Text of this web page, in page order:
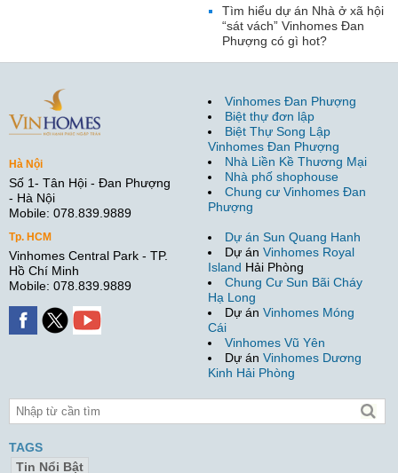
Tìm hiểu dự án Nhà ở xã hội
“sát vách” Vinhomes Đan
Phượng có gì hot?
Hà Nội
Số 1- Tân Hội - Đan Phượng
- Hà Nội
Mobile: 078.839.9889
Tp. HCM
Vinhomes Central Park - TP.
Hồ Chí Minh
Mobile: 078.839.9889
Vinhomes Đan Phượng
Biệt thự đơn lập
Biệt Thự Song Lập
Vinhomes Đan Phượng
Nhà Liền Kề Thương Mại
Nhà phố shophouse
Chung cư Vinhomes Đan
Phượng
Dự án Sun Quang Hanh
Dự án Vinhomes Royal
Island Hải Phòng
Chung Cư Sun Bãi Cháy
Hạ Long
Dự án Vinhomes Móng
Cái
Vinhomes Vũ Yên
Dự án Vinhomes Dương
Kinh Hải Phòng
TAGS
Tin Nổi Bật